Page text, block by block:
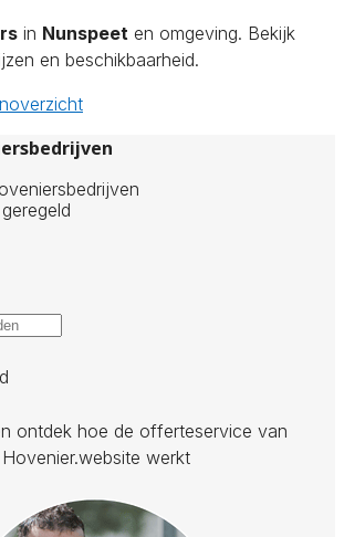
in Nunspeet en omgeving. Bekijk
en beschikbaarheid.
ontdek hoe de offerteservice van
Hovenier.website werkt